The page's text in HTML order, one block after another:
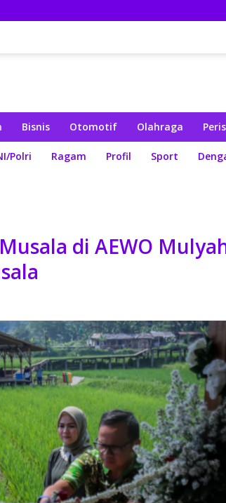
Bisnis Otomotif Olahraga
Polri Ragam Profil Sport
di AEWO